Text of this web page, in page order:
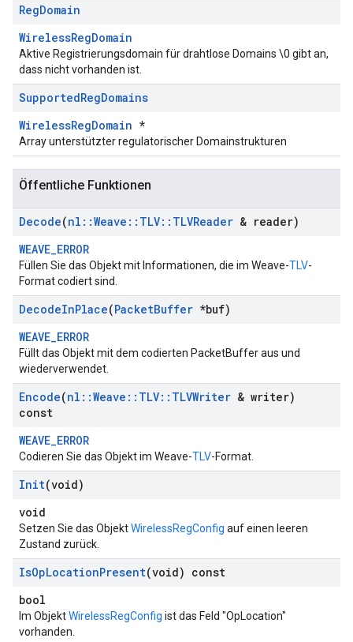
RegDomain
WirelessRegDomain
Aktive Registrierungsdomain für drahtlose Domains \0 gibt an,
dass nicht vorhanden ist.
SupportedRegDomains
WirelessRegDomain *
Array unterstützter regulatorischer Domainstrukturen
Öffentliche Funktionen
Decode(nl ::Weave :: TLV:: TLVReader & reader)
WEAVE_ERROR
Füllen Sie das Objekt mit Informationen, die im Weave-TLV-
Format codiert sind.
DecodeInPlace(PacketBuffer *buf)
WEAVE_ERROR
Füllt das Objekt mit dem codierten PacketBuffer aus und
wiederverwendet.
Encode(nl ::Weave :: TLV:: TLVWriter & writer)
const
WEAVE_ERROR
Codieren Sie das Objekt im Weave-TLV-Format.
Init(void)
void
Setzen Sie das ObjektWirelessRegConfig auf einen leeren
Zustand zurück.
IsOpLocationPresent(void) const
bool
Im ObjektWirelessRegConfig ist das Feld "OpLocation"
vorhanden.